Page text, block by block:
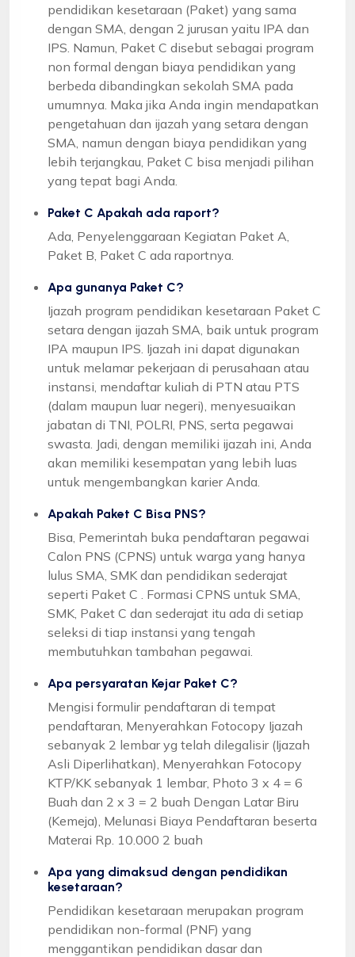
pendidikan kesetaraan (Paket) yang sama
dengan SMA, dengan 2 jurusan yaitu IPA dan
IPS. Namun, Paket C disebut sebagai program
non formal dengan biaya pendidikan yang
berbeda dibandingkan sekolah SMA pada
umumnya. Maka jika Anda ingin mendapatkan
pengetahuan dan ijazah yang setara dengan
SMA, namun dengan biaya pendidikan yang
lebih terjangkau, Paket C bisa menjadi pilihan
yang tepat bagi Anda.
Paket C Apakah ada raport?
Ada, Penyelenggaraan Kegiatan Paket A,
Paket B, Paket C ada raportnya.
Apa gunanya Paket C?
Ijazah program pendidikan kesetaraan Paket C
setara dengan ijazah SMA, baik untuk program
IPA maupun IPS. Ijazah ini dapat digunakan
untuk melamar pekerjaan di perusahaan atau
instansi, mendaftar kuliah di PTN atau PTS
(dalam maupun luar negeri), menyesuaikan
jabatan di TNI, POLRI, PNS, serta pegawai
swasta. Jadi, dengan memiliki ijazah ini, Anda
akan memiliki kesempatan yang lebih luas
untuk mengembangkan karier Anda.
Apakah Paket C Bisa PNS?
Bisa, Pemerintah buka pendaftaran pegawai
Calon PNS (CPNS) untuk warga yang hanya
lulus SMA, SMK dan pendidikan sederajat
seperti Paket C . Formasi CPNS untuk SMA,
SMK, Paket C dan sederajat itu ada di setiap
seleksi di tiap instansi yang tengah
membutuhkan tambahan pegawai.
Apa persyaratan Kejar Paket C?
Mengisi formulir pendaftaran di tempat
pendaftaran, Menyerahkan Fotocopy Ijazah
sebanyak 2 lembar yg telah dilegalisir (Ijazah
Asli Diperlihatkan), Menyerahkan Fotocopy
KTP/KK sebanyak 1 lembar, Photo 3 x 4 = 6
Buah dan 2 x 3 = 2 buah Dengan Latar Biru
(Kemeja), Melunasi Biaya Pendaftaran beserta
Materai Rp. 10.000 2 buah
Apa yang dimaksud dengan pendidikan
kesetaraan?
Pendidikan kesetaraan merupakan program
pendidikan non-formal (PNF) yang
menggantikan pendidikan dasar dan